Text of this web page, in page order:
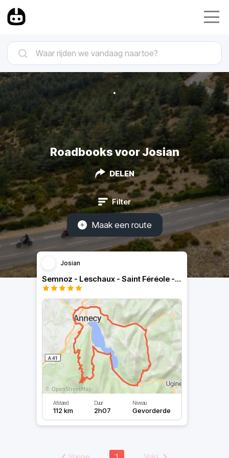
Roadbooks voor Josian
DELEN
Filter
Maak een route
Josian
Semnoz - Leschaux - Saint Féréole - Thônes
Afstand
112 km
Duur
2h07
Niveau
Gevorderde